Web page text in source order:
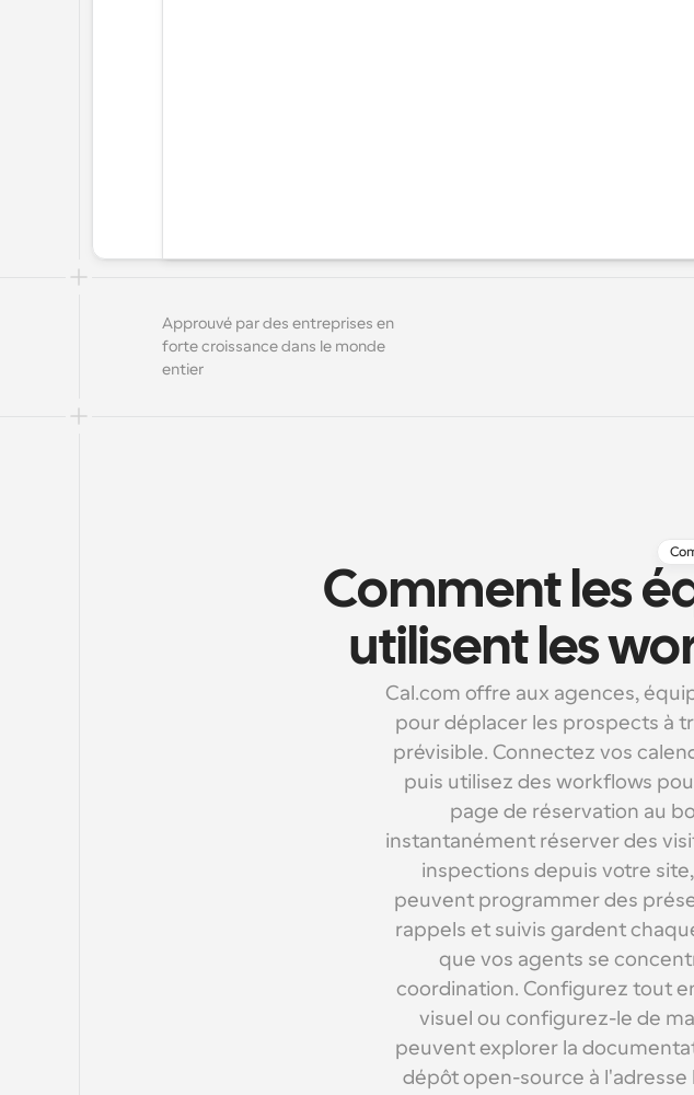
Approuvé par des entreprises en
forte croissance dans le monde
entier
Comment les
utilisent les
Cal.com offre aux agences,
pour déplacer les prospects à
prévisible. Connectez vos
puis utilisez des workflows
page de réservation au
instantanément réserver des
inspections depuis votre
peuvent programmer des
rappels et suivis gardent
que vos agents se
coordination. Configurez tout
visuel ou configurez-le de
peuvent explorer la
dépôt open-source à